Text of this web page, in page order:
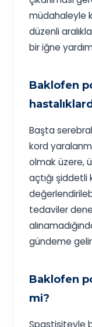
müdahaleyle
düzenli
bir iğne
Baklofen
Başta
kord
olmak üzere,
açtığı şiddetli
tedaviler
gündeme
Baklofen
mi?
Spastisiteyle